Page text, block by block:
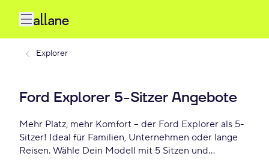
Explorer
Ford Explorer 5-Sitzer Angebote
Mehr Platz, mehr Komfort – der Ford Explorer als 5-
Sitzer! Ideal für Familien, Unternehmen oder lange
Reisen. Wähle Dein Modell mit 5 Sitzen und